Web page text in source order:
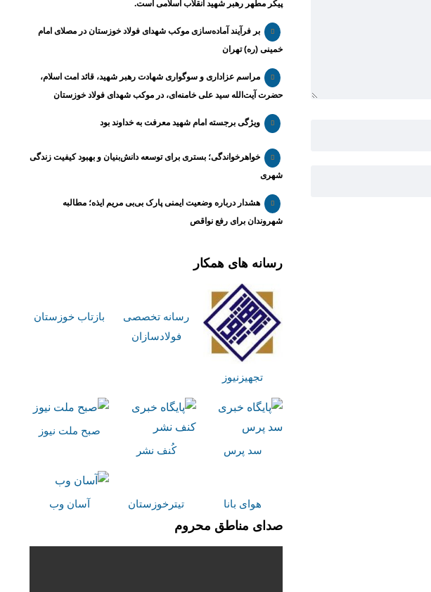
پیکر مطهر رهبر شهید انقلاب اسلامی است.
بر فرآیند آماده‌سازی موکب شهدای فولاد خوزستان در مصلای امام
خمینی (ره) تهران
مراسم عزاداری و سوگواری شهادت رهبر شهید، قائد امت اسلام،
حضرت آیت‌الله سید علی خامنه‌ای، در موکب شهدای فولاد خوزستان
ویژگی برجسته امام شهید معرفت به خداوند بود
خواهرخواندگی؛ بستری برای توسعه دانش‌بنیان و بهبود کیفیت زندگی
شهری
هشدار درباره وضعیت ایمنی پارک بی‌بی مریم ایذه؛ مطالبه
شهروندان برای رفع نواقص
رسانه های همکار
تجهیزنیوز
رسانه تخصصی
فولادسازان
بازتاب خوزستان
سد پرس کُنف نشر
صبح ملت نیوز
هوای بانا تیترخوزستان آسان وب
صدای مناطق محروم